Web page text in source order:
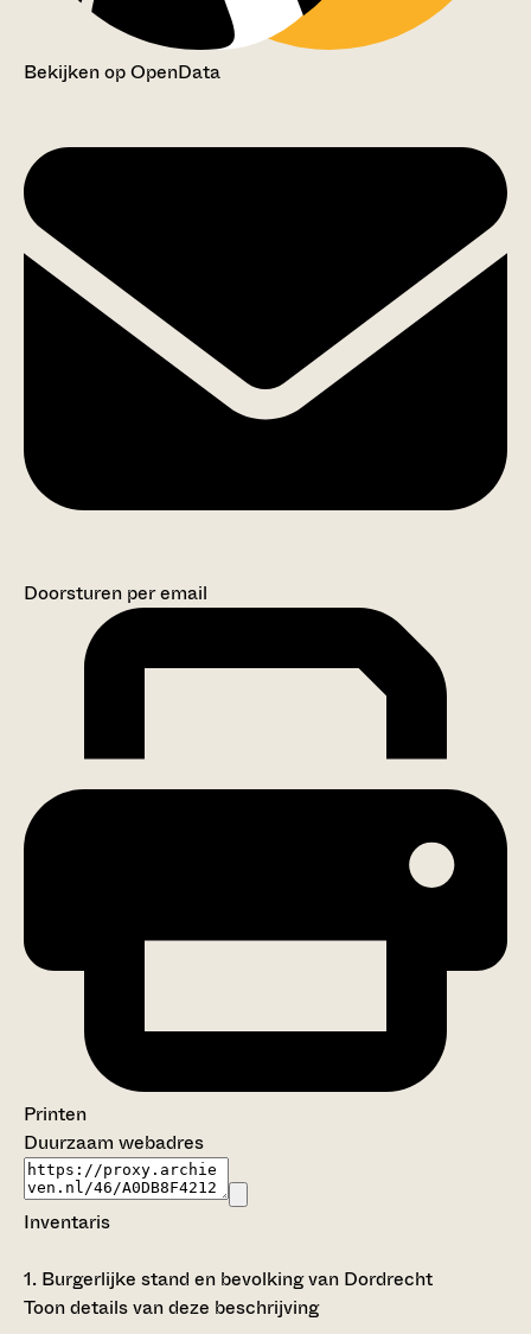
Bekijken op OpenData
Doorsturen per email
Printen
Duurzaam webadres
Inventaris
1. Burgerlijke stand en bevolking van Dordrecht
Toon details van deze beschrijving